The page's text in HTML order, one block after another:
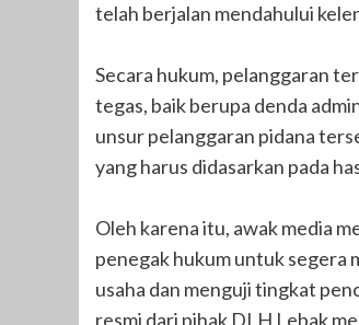
telah berjalan mendahului
Secara hukum, pelanggaran
tegas, baik berupa denda
unsur pelanggaran pidana
yang harus didasarkan pada
Oleh karena itu, awak media
penegak hukum untuk segera
usaha dan menguji tingkat
resmi dari pihak DLH Lebak